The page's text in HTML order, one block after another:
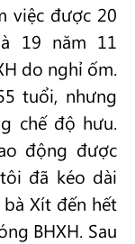
việc được 20
19 năm 11
do nghỉ ốm.
tuổi, nhưng
chế độ hưu.
động được
đã kéo dài
Xít đến hết
BHXH. Sau